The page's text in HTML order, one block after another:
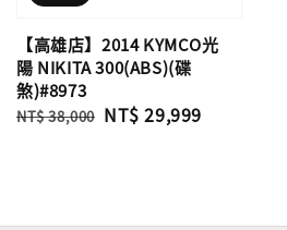
【高雄店】2014 KYMCO光
陽 NIKITA 300(ABS)(碟
煞)#8973
Regular
NT$ 38,000 Sale
NT$ 29,999